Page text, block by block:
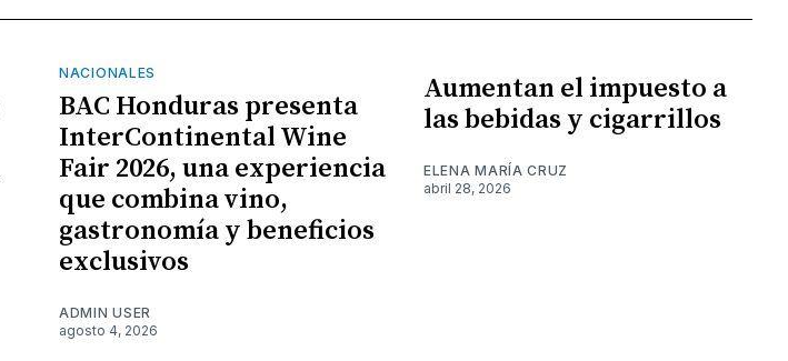
NACIONALES
BAC Honduras presenta
InterContinental Wine
Fair 2026, una experiencia
que combina vino,
gastronomía y beneficios
exclusivos
ADMIN USER
agosto 4, 2026
Aumentan el impuesto a
las bebidas y cigarrillos
ELENA MARÍA CRUZ
abril 28, 2026